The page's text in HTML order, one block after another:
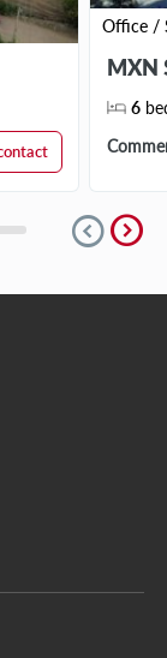
Office /
MXN
6
expand_circle_downexpand_circle_right